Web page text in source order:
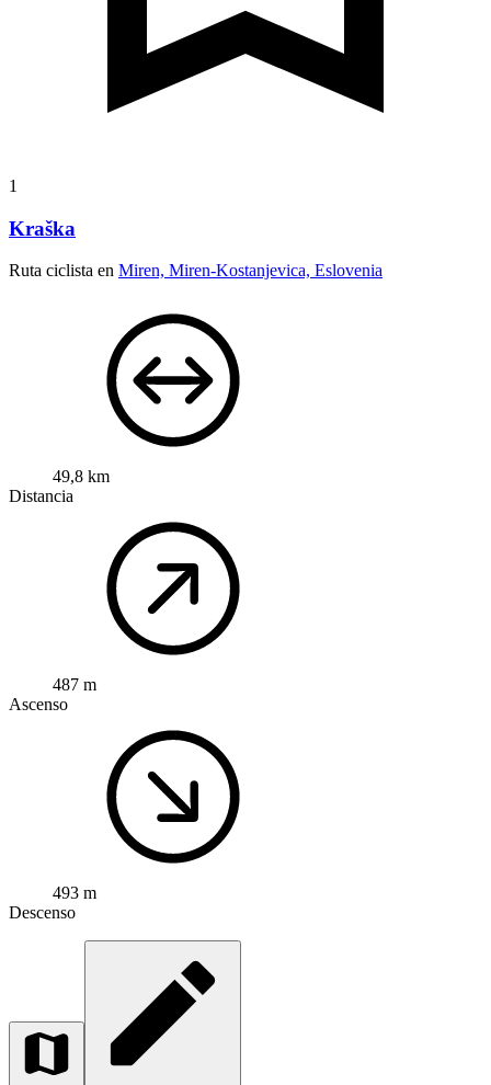
1
Kraška
Ruta ciclista en Miren, Miren-Kostanjevica, Eslovenia
49,8 km
Distancia
487 m
Ascenso
493 m
Descenso